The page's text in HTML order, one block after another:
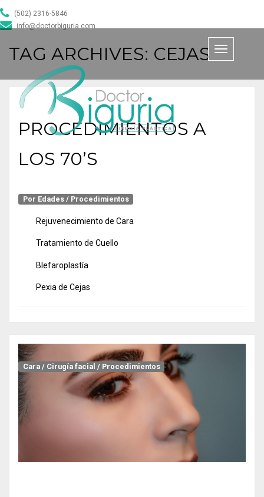
(502) 2316-5846
info@doctorbiguria.com
Toggle
Doctor Biguria
TAG ARCHIVES: CEJAS
PROCEDIMIENTOS A
LOS 70’S
Por Edades/ Procedimientos
Rejuvenecimiento de Cara
Tratamiento de Cuello
Blefaroplastía
Pexia de Cejas
Cara/ Cirugía facial / Procedimientos